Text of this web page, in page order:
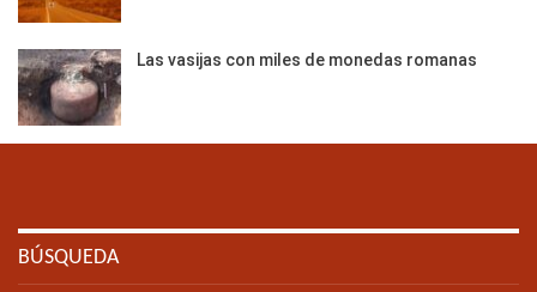
Las vasijas con miles de monedas romanas
BÚSQUEDA